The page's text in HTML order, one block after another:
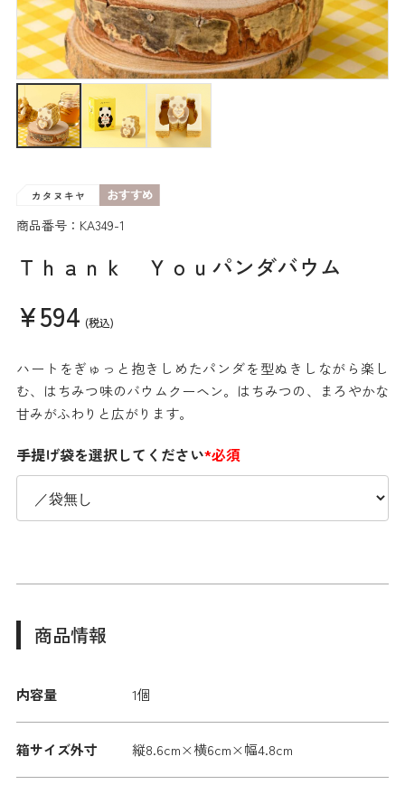
商品番号：KA349-1
Ｔｈａｎｋ Ｙｏｕパンダバウム
¥594 (税込)
ハートをぎゅっと抱きしめたパンダを型ぬきしながら楽し
む、はちみつ味のバウムクーヘン。はちみつの、まろやかな
甘みがふわりと広がります。
手提げ袋を選択してください*必須
商品情報
内容量 1個
箱サイズ外寸 縦8.6cm×横6cm×幅4.8cm